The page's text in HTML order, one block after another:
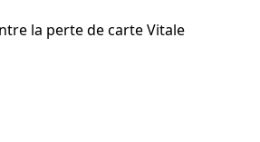
la perte de carte Vitale